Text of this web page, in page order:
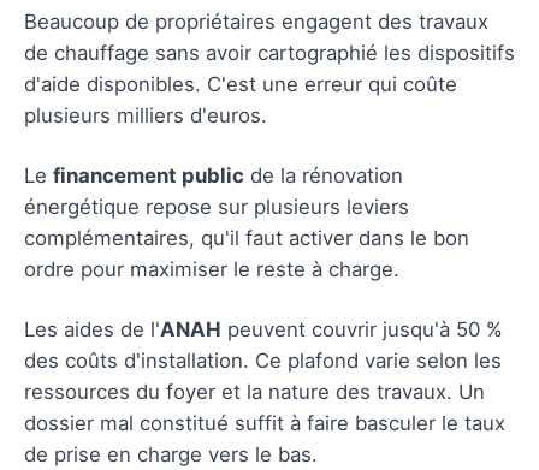
Beaucoup de propriétaires engagent des travaux
de chauffage sans avoir cartographié les dispositifs
d'aide disponibles. C'est une erreur qui coûte
plusieurs milliers d'euros.
Le financement public de la rénovation
énergétique repose sur plusieurs leviers
complémentaires, qu'il faut activer dans le bon
ordre pour maximiser le reste à charge.
Les aides de l'ANAH peuvent couvrir jusqu'à 50 %
des coûts d'installation. Ce plafond varie selon les
ressources du foyer et la nature des travaux. Un
dossier mal constitué suffit à faire basculer le taux
de prise en charge vers le bas.